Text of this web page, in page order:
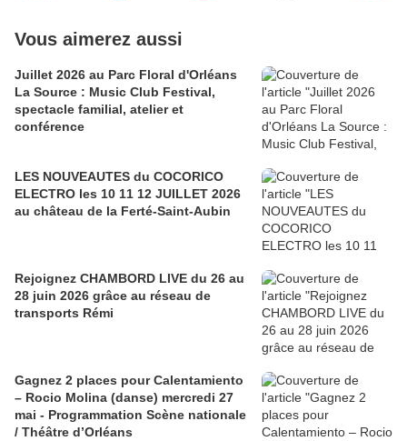
Vous aimerez aussi
Juillet 2026 au Parc Floral d'Orléans
La Source : Music Club Festival,
spectacle familial, atelier et
conférence
LES NOUVEAUTES du COCORICO
ELECTRO les 10 11 12 JUILLET 2026
au château de la Ferté-Saint-Aubin
Rejoignez CHAMBORD LIVE du 26 au
28 juin 2026 grâce au réseau de
transports Rémi
Gagnez 2 places pour Calentamiento
– Rocio Molina (danse) mercredi 27
mai - Programmation Scène nationale
/ Théâtre d’Orléans